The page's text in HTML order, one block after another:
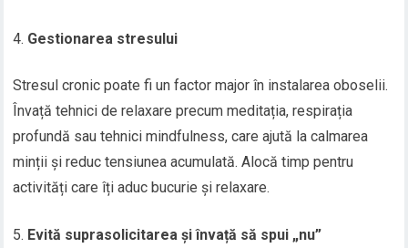
Gestionarea stresului
Stresul cronic poate fi un factor major în instalarea oboselii.
Învață tehnici de relaxare precum meditația, respirația
profundă sau tehnici mindfulness, care ajută la calmarea
minții și reduc tensiunea acumulată. Alocă timp pentru
activități care îți aduc bucurie și relaxare.
Evită suprasolicitarea și învață să spui „nu”